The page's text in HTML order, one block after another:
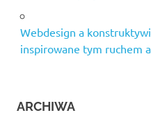
Webdesign a
inspirowane tym ruchem
ARCHIWA